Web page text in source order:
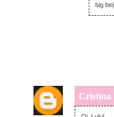
big
Cristina